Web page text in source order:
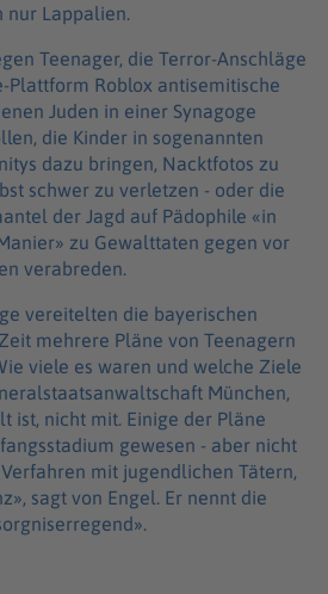
nur Lappalien.
Teenager, die Terror-Anschläge
Plattform Roblox antisemitische
Juden in einer Synagoge
die Kinder in sogenannten
dazu bringen, Nacktfotos zu
schwer zu verletzen - oder die
der Jagd auf Pädophile «in
zu Gewalttaten gegen vor
verabreden.
vereitelten die bayerischen
mehrere Pläne von Teenagern
viele es waren und welche Ziele
München,
ist, nicht mit. Einige der Pläne
gewesen - aber nicht
mit jugendlichen Tätern,
sagt von Engel. Er nennt die